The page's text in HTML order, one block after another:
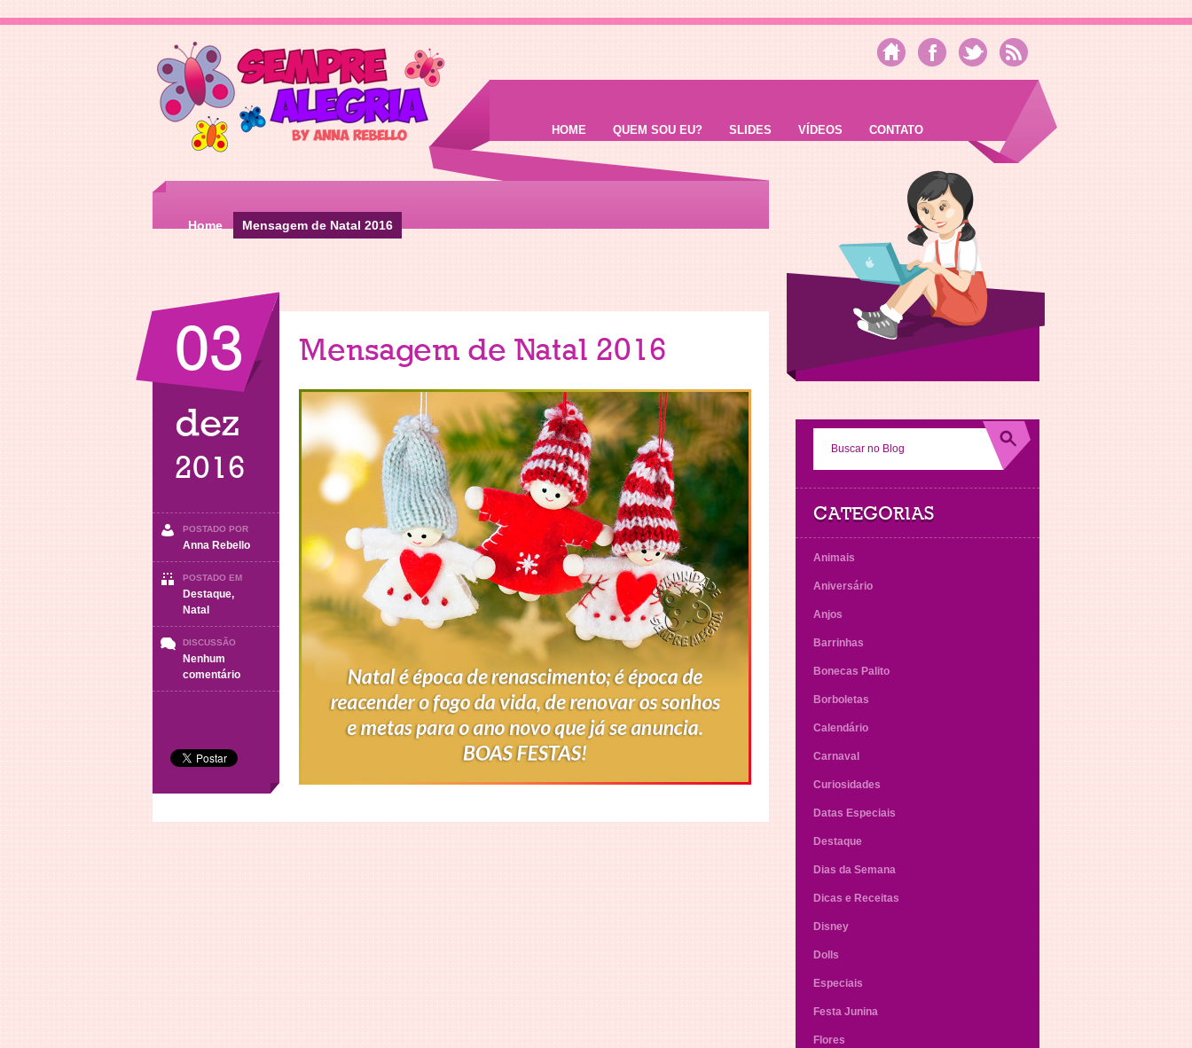
HOME QUEM SOU EU? SLIDES VÍDEOS CONTATO
Home Mensagem de Natal 2016
03
dez
2016
POSTADO POR
Anna Rebello
POSTADO EM
Destaque,
Natal
DISCUSSÃO
Nenhum
comentárioem
Mensagem
Mensagem de Natal 2016
CATEGORIAS
Animais
Aniversário
Anjos
Barrinhas
Bonecas Palito
Borboletas
Calendário
Carnaval
Curiosidades
Datas Especiais
Destaque
Dias da Semana
Dicas e Receitas
Disney
Dolls
Especiais
Festa Junina
Flores